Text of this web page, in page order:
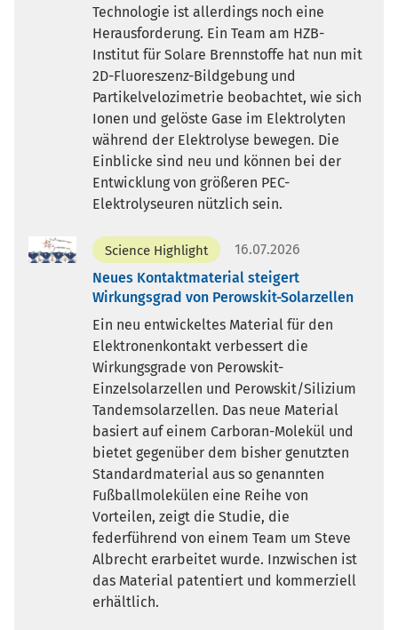
Technologie ist allerdings noch eine
Herausforderung. Ein Team am HZB-
Institut für Solare Brennstoffe hat nun mit
2D-Fluoreszenz-Bildgebung und
Partikelvelozimetrie beobachtet, wie sich
Ionen und gelöste Gase im Elektrolyten
während der Elektrolyse bewegen. Die
Einblicke sind neu und können bei der
Entwicklung von größeren PEC-
Elektrolyseuren nützlich sein.
Science Highlight
16.07.2026
Neues Kontaktmaterial steigert
Wirkungsgrad von Perowskit-Solarzellen
Ein neu entwickeltes Material für den
Elektronenkontakt verbessert die
Wirkungsgrade von Perowskit-
Einzelsolarzellen und Perowskit/Silizium
Tandemsolarzellen. Das neue Material
basiert auf einem Carboran-Molekül und
bietet gegenüber dem bisher genutzten
Standardmaterial aus so genannten
Fußballmolekülen eine Reihe von
Vorteilen, zeigt die Studie, die
federführend von einem Team um Steve
Albrecht erarbeitet wurde. Inzwischen ist
das Material patentiert und kommerziell
erhältlich.